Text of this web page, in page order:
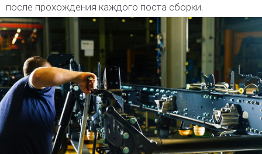
после прохождения каждого поста сборки.